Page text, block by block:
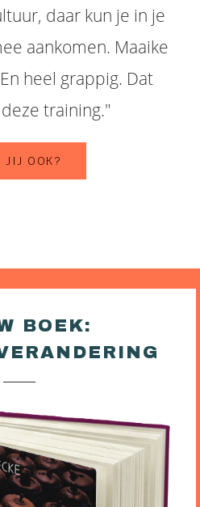
daar kun je in je
aankomen. Maaike
heel grappig. Dat
training."
JIJ OOK?
BOEK: